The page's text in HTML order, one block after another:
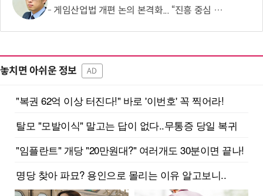
게임산업법 개편 논의 본격화... “진흥 중심 전환 속 세부 보완 필요”
놓치면 아쉬운 정보 AD